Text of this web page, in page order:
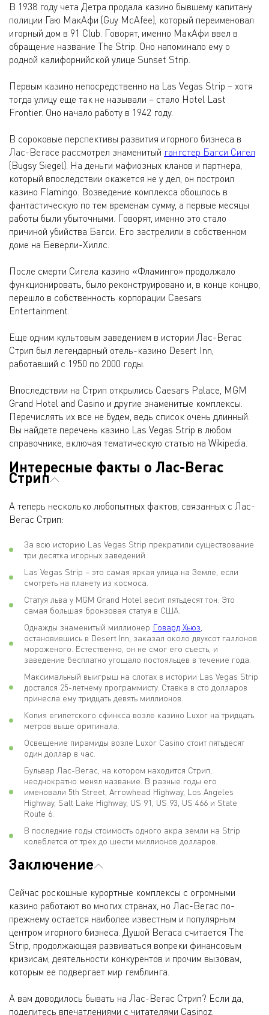
В 1938 году чета Детра продала казино бывшему капитану
полиции Гаю МакАфи (Guy McAfee), который переименовал
игорный дом в 91 Club. Говорят, именно МакАфи ввел в
обращение название The Strip. Оно напоминало ему о
родной калифорнийской улице Sunset Strip.
Первым казино непосредственно на Las Vegas Strip – хотя
тогда улицу еще так не называли – стало Hotel Last
Frontier. Оно начало работу в 1942 году.
В сороковые перспективы развития игорного бизнеса в
Лас-Вегасе рассмотрел знаменитый гангстер Багси Сигел
(Bugsy Siegel). На деньги мафиозных кланов и партнера,
который впоследствии окажется не у дел, он построил
казино Flamingo. Возведение комплекса обошлось в
фантастическую по тем временам сумму, а первые месяцы
работы были убыточными. Говорят, именно это стало
причиной убийства Багси. Его застрелили в собственном
доме на Беверли-Хиллс.
После смерти Сигела казино «Фламинго» продолжало
функционировать, было реконструировано и, в конце концво,
перешло в собственность корпорации Caesars
Entertainment.
Еще одним культовым заведением в истории Лас-Вегас
Стрип был легендарный отель-казино Desert Inn,
работавший с 1950 по 2000 годы.
Впоследствии на Стрип открылись Caesars Palace, MGM
Grand Hotel and Casino и другие знаменитые комплексы.
Перечислять их все не будем, ведь список очень длинный.
Вы найдете перечень казино Las Vegas Strip в любом
справочнике, включая тематическую статью на Wikipedia.
Интересные факты о Лас-Вегас
Стрип
А теперь несколько любопытных фактов, связанных с Лас-
Вегас Стрип:
За всю историю Las Vegas Strip прекратили существование
три десятка игорных заведений.
Las Vegas Strip – это самая яркая улица на Земле, если
смотреть на планету из космоса.
Статуя льва у MGM Grand Hotel весит пятьдесят тон. Это
самая большая бронзовая статуя в США.
Однажды знаменитый миллионер Говард Хьюз
остановившись в Desert Inn, заказал около двухсот галлонов
мороженого. Естественно, он не смог его съесть, и
заведение бесплатно угощало постояльцев в течение года.
Максимальный выигрыш на слотах в истории Las Vegas Strip
достался 25-летнему программисту. Ставка в сто долларов
принесла ему тридцать девять миллионов.
Копия египетского сфинкса возле казино Luxor на тридцать
метров выше оригинала.
Освещение пирамиды возле Luxor Casino стоит пятьдесят
один доллар в час.
Бульвар Лас-Вегас, на котором находится Стрип,
неоднократно менял название. В разные годы его
именовали 5th Street, Arrowhead Highway, Los Angeles
Highway, Salt Lake Highway, US 91, US 93, US 466 и State
Route 6.
В последние годы стоимость одного акра земли на Strip
колеблется от трех до шести миллионов долларов.
Заключение
Сейчас роскошные курортные комплексы с огромными
казино работают во многих странах, но Лас-Вегас по-
прежнему остается наиболее известным и популярным
центром игорного бизнеса. Душой Вегаса считается The
Strip, продолжающая развиваться вопреки финансовым
кризисам, деятельности конкурентов и прочим вызовам,
которым ее подвергает мир гемблинга.
А вам доводилось бывать на Лас-Вегас Стрип? Если да,
поделитесь впечатлениями с читателями Casinoz.